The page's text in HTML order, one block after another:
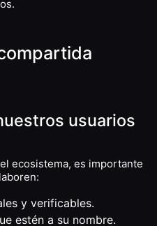
usuarios
ecosistema, es importante
y verificables.
estén a su nombre.